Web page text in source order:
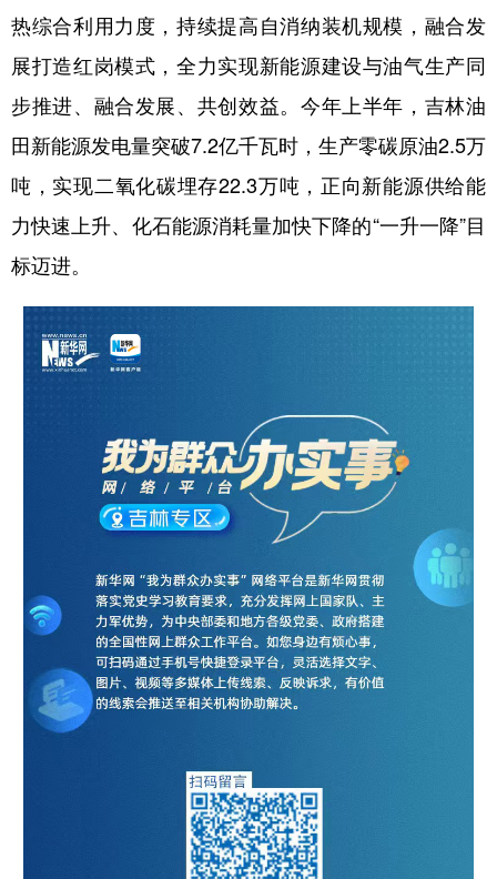
热综合利用力度，持续提高自消纳装机规模，融合发
展打造红岗模式，全力实现新能源建设与油气生产同
步推进、融合发展、共创效益。今年上半年，吉林油
田新能源发电量突破7.2亿千瓦时，生产零碳原油2.5万
吨，实现二氧化碳埋存22.3万吨，正向新能源供给能
力快速上升、化石能源消耗量加快下降的“一升一降”目
标迈进。